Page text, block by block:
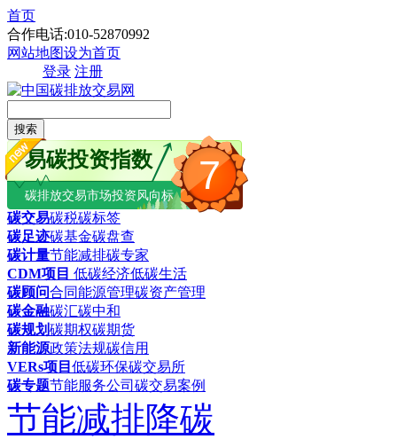
首页
合作电话:010-52870992
网站地图设为首页
登录 注册
搜索
7
易碳投资指数
碳排放交易市场投资风向标
碳交易碳税碳标签
碳足迹碳基金碳盘查
碳计量节能减排碳专家
CDM项目 低碳经济低碳生活
碳顾问合同能源管理碳资产管理
碳金融碳汇碳中和
碳规划碳期权碳期货
新能源政策法规碳信用
VERs项目 低碳环保碳交易所
碳专题节能服务公司 碳交易案例
节能减排降碳